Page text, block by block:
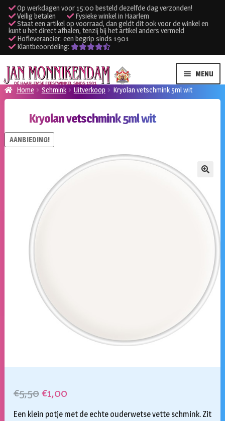
Op werkdagen voor 15:00 besteld dezelfde dag verzonden!
Veilig betalen
Fysieke winkel in Haarlem
Staat een artikel op voorraad, dan geldt dit ook voor de winkel en
kunt u het direct afhalen, tenzij bij het artikel anders vermeld
Hofleverancier: een begrip sinds 1901
Klantbeoordeling:
Ga
door
naar
Ga
naar
de
MENU
Verhuur apparatuur
Klantenservice
Inloggen
Home Schmink Uitverkoop Kryolan vetschmink 5ml wit
Kryolan vetschmink 5ml wit
AANBIEDING!
€5,50Oorspronkelijke
prijs
€1,00Huidige
prijs
Een klein potje met de echte ouderwetse vette schmink. Zit